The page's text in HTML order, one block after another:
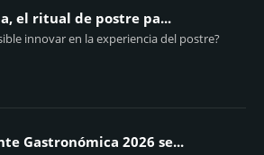
el ritual de postre pa...
innovar en la experiencia del postre?
Gastronómica 2026 se...